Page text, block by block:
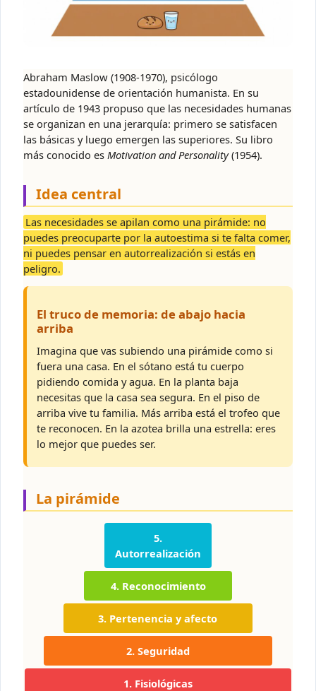
Abraham Maslow (1908-1970), psicólogo
estadounidense de orientación humanista. En su
artículo de 1943 propuso que las necesidades humanas
se organizan en una jerarquía: primero se satisfacen
las básicas y luego emergen las superiores. Su libro
más conocido es Motivation and Personality(1954).
Idea central
Las necesidades se apilan como una pirámide: no
puedes preocuparte por la autoestima si te falta comer,
ni puedes pensar en autorrealización si estás en
peligro.
El truco de memoria: de abajo hacia
arriba
Imagina que vas subiendo una pirámide como si
fuera una casa. En el sótano está tu cuerpo
pidiendo comida y agua. En la planta baja
necesitas que la casa sea segura. En el piso de
arriba vive tu familia. Más arriba está el trofeo que
te reconocen. En la azotea brilla una estrella: eres
lo mejor que puedes ser.
La pirámide
5.
Autorrealización
4. Reconocimiento
3. Pertenencia y afecto
2. Seguridad
1. Fisiológicas